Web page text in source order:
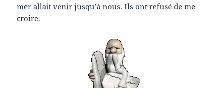
mer allait venir jusqu’à nous. Ils ont refusé de me
croire.